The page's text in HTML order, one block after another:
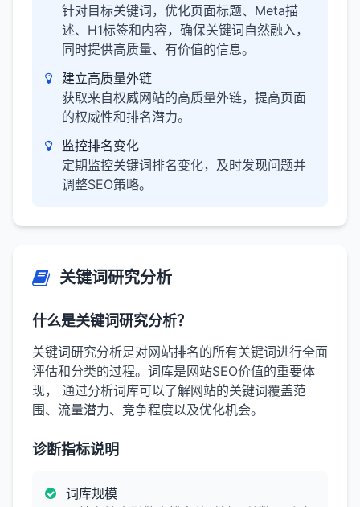
针对目标关键词，优化页面标题、Meta描
述、H1标签和内容，确保关键词自然融入，
同时提供高质量、有价值的信息。
建立高质量外链
获取来自权威网站的高质量外链，提高页面
的权威性和排名潜力。
监控排名变化
定期监控关键词排名变化，及时发现问题并
调整SEO策略。
关键词研究分析
什么是关键词研究分析？
关键词研究分析是对网站排名的所有关键词进行全面
评估和分类的过程。词库是网站SEO价值的重要体
现， 通过分析词库可以了解网站的关键词覆盖范
围、流量潜力、竞争程度以及优化机会。
诊断指标说明
词库规模